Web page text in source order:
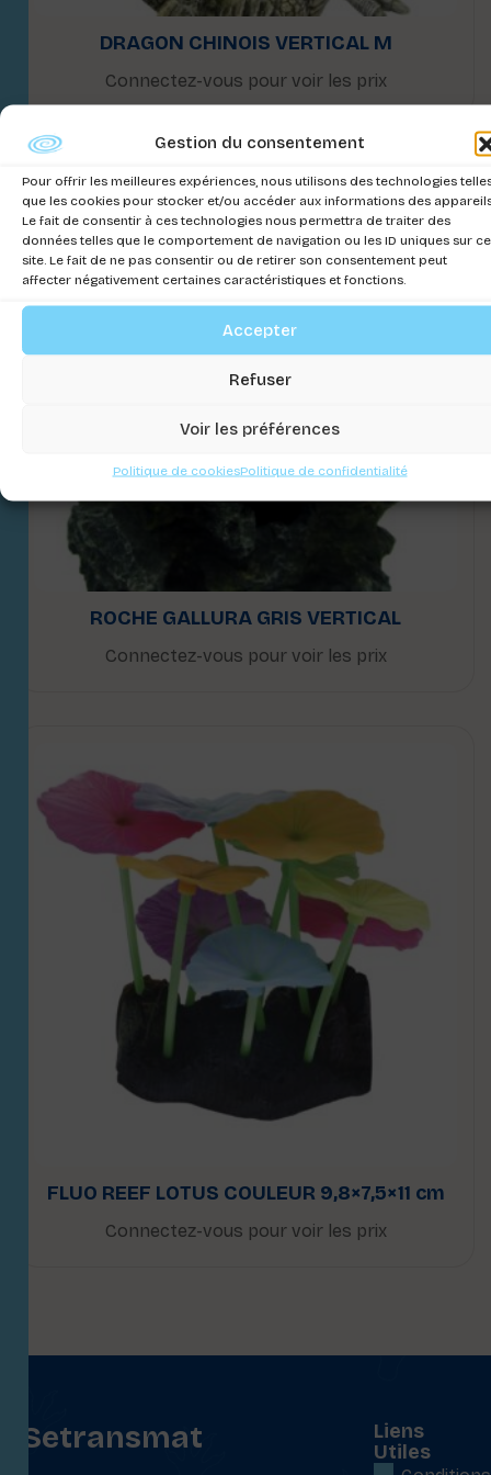
Gestion du consentement
Pour offrir les meilleures expériences, nous utilisons des technologies
que les cookies pour stocker et/ou accéder aux informations des
Le fait de consentir à ces technologies nous permettra de traiter des
données telles que le comportement de navigation ou les ID uniques sur ce
site. Le fait de ne pas consentir ou de retirer son consentement peut
affecter négativement certaines caractéristiques et fonctions.
Accepter
Refuser
Voir les préférences
Politique de cookiesPolitique de confidentialité
DRAGON CHINOIS VERTICAL M
Connectez-vous pour voir les prix
ROCHE GALLURA GRIS VERTICAL
Connectez-vous pour voir les prix
FLUO REEF LOTUS COULEUR 9,8×7,5×11 cm
Connectez-vous pour voir les prix
Setransmat
Liens
Utiles